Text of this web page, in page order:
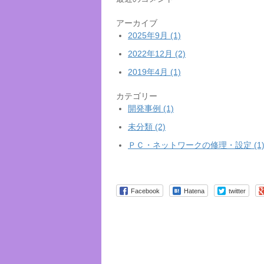
アーカイブ
2025年9月 (1)
2022年12月 (2)
2019年4月 (1)
カテゴリー
開発事例 (1)
未分類 (2)
ＰＣ・ネットワークの修理・設定 (1)
Facebook Hatena twitter